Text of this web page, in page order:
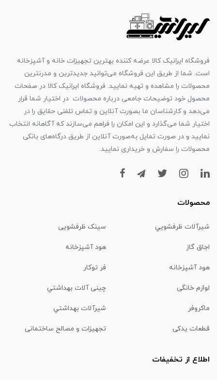
فروشگاه ایرانیک کالا عرضه کننده بهترین تجهیزات خانه و آشپزخانه
است. شما از طریق این فروشگاه می‌توانید جدیدترین و مدرنترین
محصولات را مشاهده و تهیه نمایید. فروشگاه ایرانیک کالا در صفحات
محصول خود توضیحات جامعی درباره محصولات در اختیار شما قرار
می‌دهد و کارشناسان ما بصورت آنلاین و تماس تلفنی حقایق را در
اختیار شما می‌گذارد و این امکان را فراهم می‌سازند که آگاهانه انتخاب
نمایید و در صورت تمایل به‌صورت آنلاین از طریق درگاه‌های بانکی
محصولات را سفارش و خریداری نمایید.
محصولات
شیرآلات ظرفشويي سینک ظرفشویی
اجاق گاز هود آشپزخانه
هود آشپزخانه فر توکار
لوازم خانگی چینی آلات بهداشتي
ماكروفر شیرآلات بهداشتي
قطعات یدکی تجهیزات و مصالح ساختمانی
اطلاع از تخفیفات